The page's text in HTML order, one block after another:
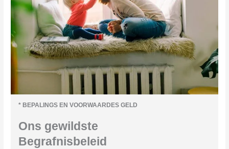
* BEPALINGS EN VOORWAARDES GELD
Ons gewildste
Begrafnisbeleid